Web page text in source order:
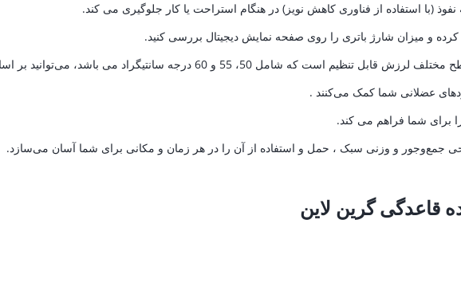
(با استفاده از فناوری کاهش نویز) در هنگام استراحت یا کار جلوگیری می کند.
کرده و میزان شارژ باتری را روی صفحه نمایش دیجیتال بررسی کنید.
60 درجه سانتیگراد می‌ باشد، می‌توانید بر اساس نیازی که دارید ، انتخاب کنید .
عضلانی شما کمک می‌کنند .
برای شما فراهم می کند.
جمع‌وجور و وزنی سبک ، حمل و استفاده از آن را در هر زمان و مکانی برای شما آسان می‌سازد.
قاعدگی گرین لاین